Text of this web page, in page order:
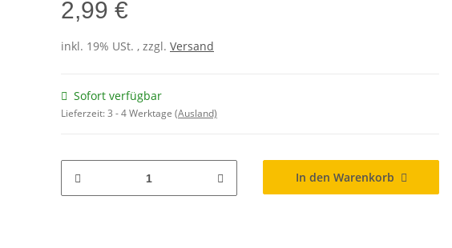
2,99 €
inkl. 19% USt. , zzgl. Versand
Sofort verfügbar
Lieferzeit:3 - 4 Werktage (Ausland)
In den Warenkorb